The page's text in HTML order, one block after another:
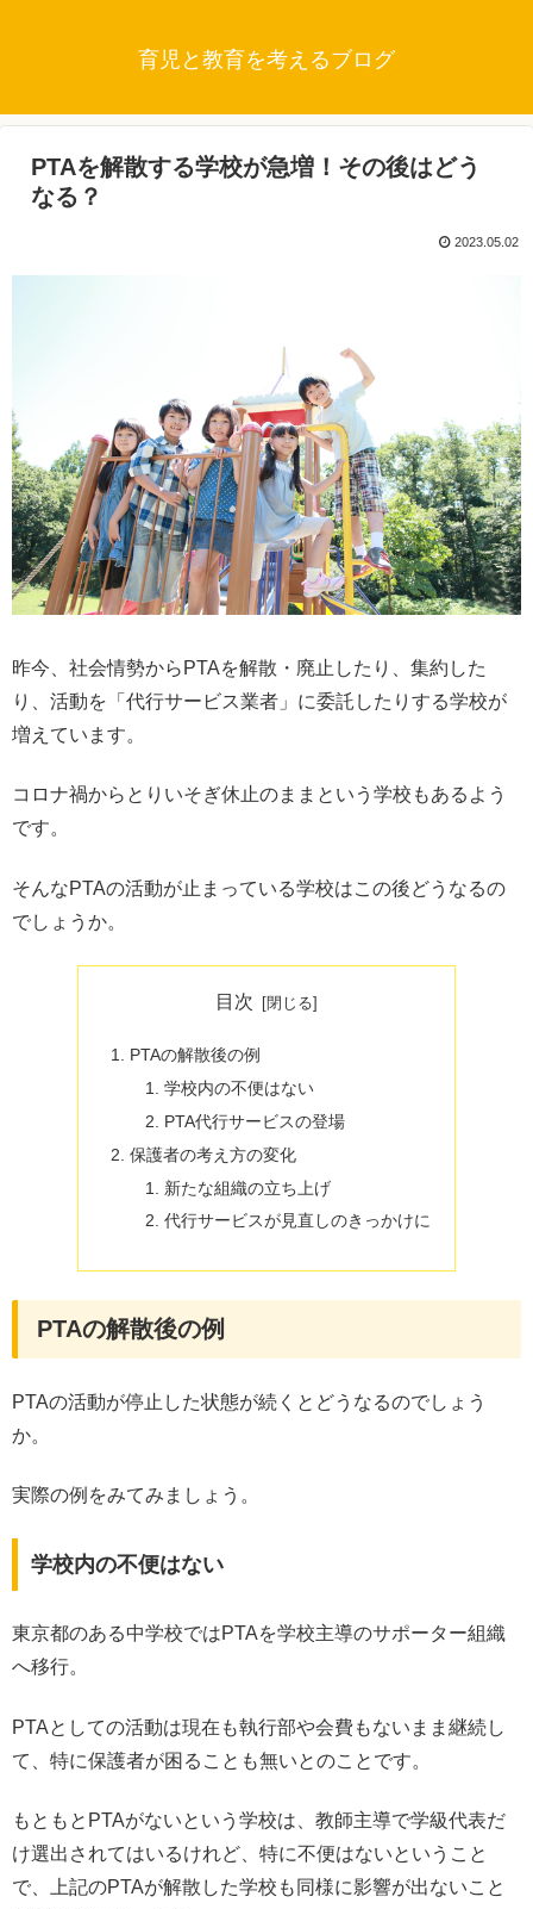
育児と教育を考えるブログ
PTAを解散する学校が急増！その後はどう
なる？
2023.05.02
昨今、社会情勢からPTAを解散・廃止したり、集約した
り、活動を「代行サービス業者」に委託したりする学校が
増えています。
コロナ禍からとりいそぎ休止のままという学校もあるよう
です。
そんなPTAの活動が止まっている学校はこの後どうなるの
でしょうか。
目次
PTAの解散後の例
学校内の不便はない
PTA代行サービスの登場
保護者の考え方の変化
新たな組織の立ち上げ
代行サービスが見直しのきっかけに
PTAの解散後の例
PTAの活動が停止した状態が続くとどうなるのでしょう
か。
実際の例をみてみましょう。
学校内の不便はない
東京都のある中学校ではPTAを学校主導のサポーター組織
へ移行。
PTAとしての活動は現在も執行部や会費もないまま継続し
て、特に保護者が困ることも無いとのことです。
もともとPTAがないという学校は、教師主導で学級代表だ
け選出されてはいるけれど、特に不便はないということ
で、上記のPTAが解散した学校も同様に影響が出ないこと